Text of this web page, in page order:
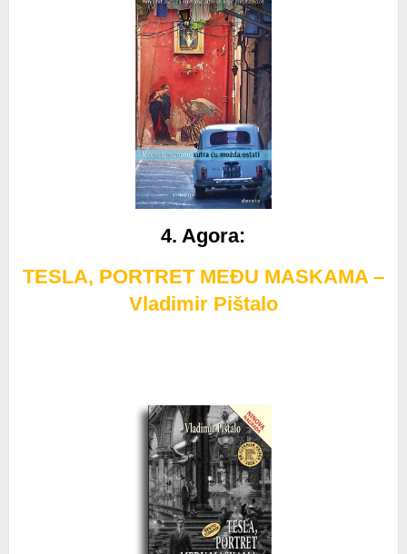
4. Agora:
TESLA, PORTRET MEĐU MASKAMA –
Vladimir Pištalo